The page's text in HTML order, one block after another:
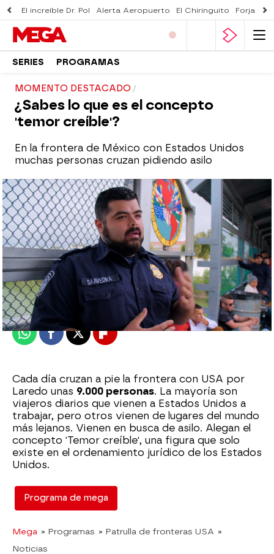
El increíble Dr. Pol Alerta Aeropuerto El Chiringuito Forjado
SERIES PROGRAMAS
MOMENTO DESTACADO
¿Sabes lo que es el concepto
'temor creíble'?
En la frontera de México con Estados Unidos
muchas personas cruzan pidiendo asilo
mega
Madrid
Publicado: 06 de marzo de 2021, 21:02
WhatsappFacebook
X Flipboard
Cada día cruzan a pie la frontera con USA por
Laredo unas 9.000 personas. La mayoría son
viajeros diarios que vienen a Estados Unidos a
trabajar, pero otros vienen de lugares del mundo
más lejanos. Vienen en busca de asilo. Alegan el
concepto 'Temor creíble', una figura que solo
existe en el ordenamiento jurídico de los Estados
Unidos.
Programa de mega
Mega » Programas » Patrulla de fronteras USA »
Noticias